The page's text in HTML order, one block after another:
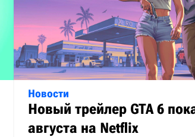
Новости
Новый трейлер GTA 6
августа на Netflix